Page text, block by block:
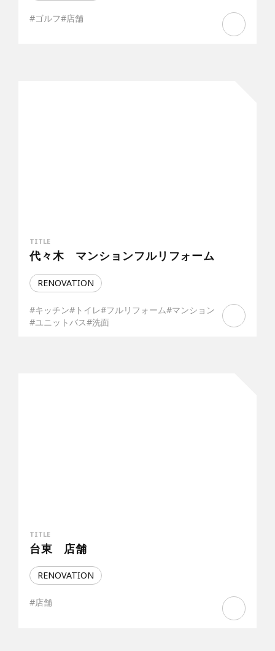
#ゴルフ#店舗
TITLE
代々木 マンションフルリフォーム
RENOVATION
#キッチン#トイレ#フルリフォーム#マンション
#ユニットバス#洗面
TITLE
台東 店舗
RENOVATION
#店舗